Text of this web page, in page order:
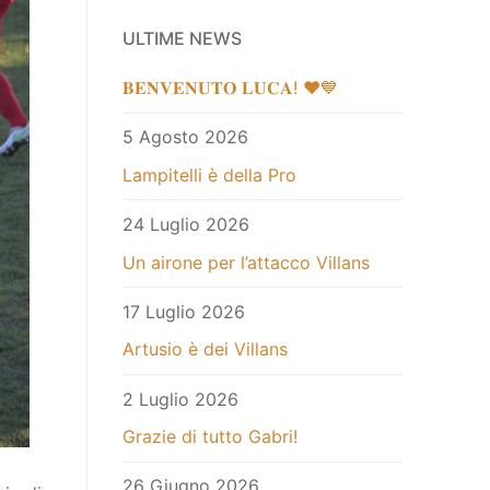
ULTIME NEWS
𝐁𝐄𝐍𝐕𝐄𝐍𝐔𝐓𝐎 𝐋𝐔𝐂𝐀! ❤️💙
5 Agosto 2026
Lampitelli è della Pro
24 Luglio 2026
Un airone per l’attacco Villans
17 Luglio 2026
Artusio è dei Villans
2 Luglio 2026
Grazie di tutto Gabri!